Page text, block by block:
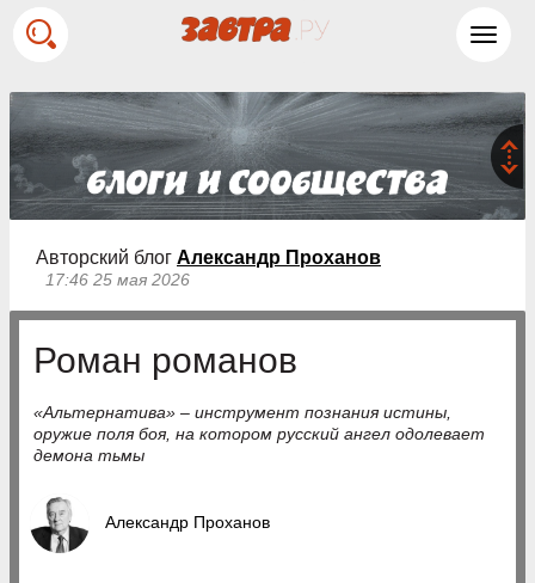
Авторский блог Александр Проханов
17:46 25 мая 2026
Роман романов
«Альтернатива» – инструмент познания истины,
оружие поля боя, на котором русский ангел одолевает
демона тьмы
Александр Проханов